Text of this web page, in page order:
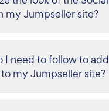
my Jumpseller site?
I need to follow to add
my Jumpseller site?